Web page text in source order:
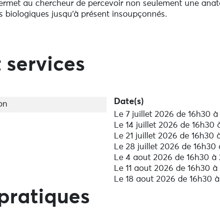
au chercheur de percevoir non seulement une
jusqu'à présent insoupçonnés.
découvrir le monde de la microscopie. Frédéric
situé au premier étage.
donné par deux artistes: Cédric Gruénais ou Nicole
soit des chansons traditionnelles. Selon la météo,
de la salle d'exposition.
au milieu des vestiges d'un manoir du
loi 1901, œuvrant pour la science et le bien de
Ils bénéficieront de la réduction d'impôt sur le
et les consommables nécessaires aux expériences.
Date(s)
Le 7 juillet 2026 de 16h30
Le 14 juillet 2026 de 16h30
Le 21 juillet 2026 de 16h30
Le 28 juillet 2026 de 16h30
Le 4 aout 2026 de 16h30 à
Le 11 aout 2026 de 16h30
Le 18 aout 2026 de 16h30